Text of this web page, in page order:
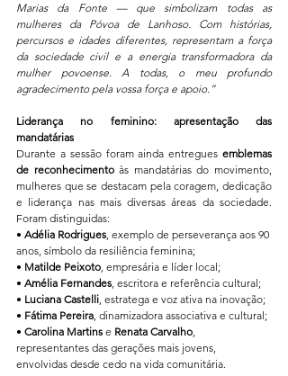
Marias da Fonte — que simbolizam todas as
mulheres da Póvoa de Lanhoso. Com histórias,
percursos e idades diferentes, representam a força
da sociedade civil e a energia transformadora da
mulher povoense. A todas, o meu profundo
agradecimento pela vossa força e apoio.”
Liderança no feminino: apresentação das
mandatárias
Durante a sessão foram ainda entregues emblemas
de reconhecimento às mandatárias do movimento,
mulheres que se destacam pela coragem, dedicação
e liderança nas mais diversas áreas da sociedade.
Foram distinguidas:
• Adélia Rodrigues, exemplo de perseverança aos 90
anos, símbolo da resiliência feminina;
• Matilde Peixoto, empresária e líder local;
• Amélia Fernandes, escritora e referência cultural;
• Luciana Castelli, estratega e voz ativa na inovação;
• Fátima Pereira, dinamizadora associativa e cultural;
• Carolina Martins e Renata Carvalho,
representantes das gerações mais jovens,
envolvidas desde cedo na vida comunitária.